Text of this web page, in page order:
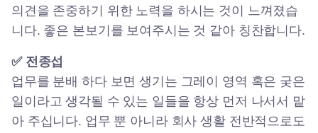
의견을 존중하기 위한 노력을 하시는 것이 느껴졌습
니다. 좋은 본보기를 보여주시는 것 같아 칭찬합니다.
✅ 전종섭
업무를 분배 하다 보면 생기는 그레이 영역 혹은 궂은
일이라고 생각될 수 있는 일들을 항상 먼저 나서서 맡
아 주십니다. 업무 뿐 아니라 회사 생활 전반적으로도